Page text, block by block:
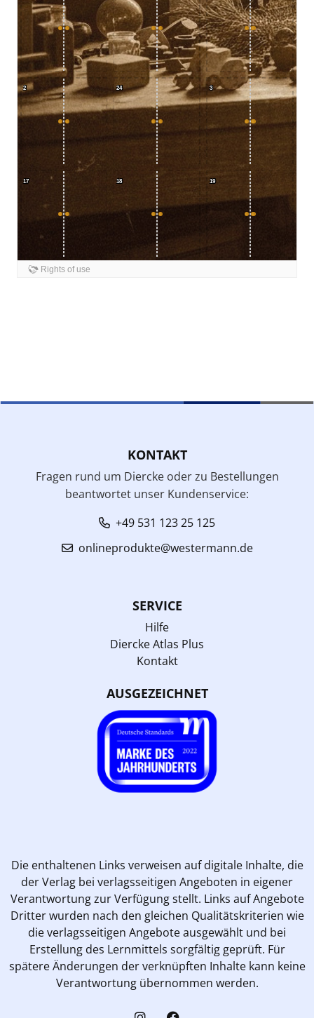
KONTAKT
Fragen rund um Diercke oder zu Bestellungen
beantwortet unser Kundenservice:
+49 531 123 25 125
onlineprodukte@westermann.de
SERVICE
Hilfe
Diercke Atlas Plus
Kontakt
AUSGEZEICHNET
Die enthaltenen Links verweisen auf digitale Inhalte, die
der Verlag bei verlagsseitigen Angeboten in eigener
Verantwortung zur Verfügung stellt. Links auf Angebote
Dritter wurden nach den gleichen Qualitätskriterien wie
die verlagsseitigen Angebote ausgewählt und bei
Erstellung des Lernmittels sorgfältig geprüft. Für
spätere Änderungen der verknüpften Inhalte kann keine
Verantwortung übernommen werden.